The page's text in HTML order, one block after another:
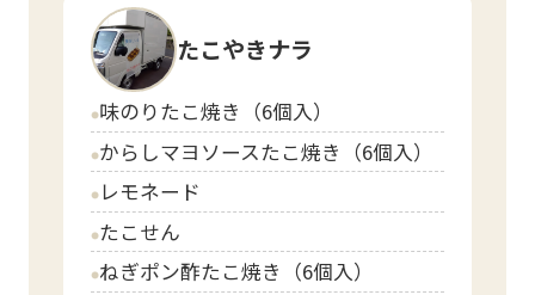
たこやきナラ
circle味のりたこ焼き（6個入）
circleからしマヨソースたこ焼き（6個入）
circle レモネード
circleたこせん
circleねぎポン酢たこ焼き（6個入）